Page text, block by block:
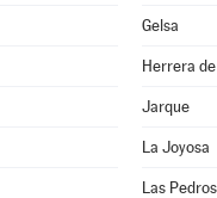
Gelsa
Herrera
Jarque
La Joyosa
Las